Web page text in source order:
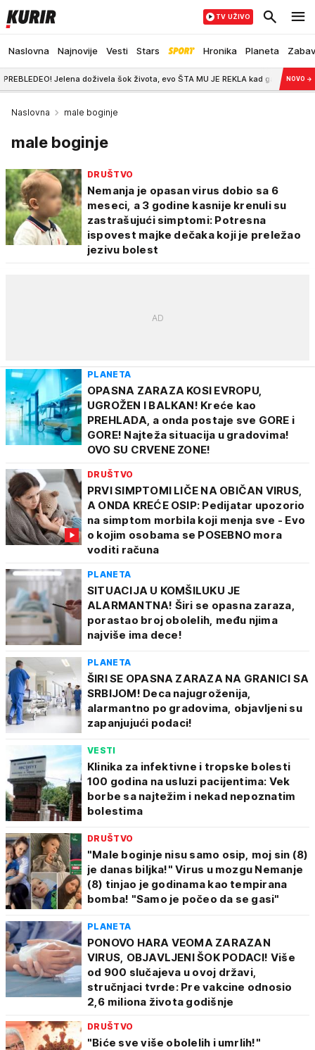
Naslovna Najnovije Vesti Stars Hronika Planeta
TV UŽIVO
Jelena doživela šok života, evo ŠTA MU JE REKLA kad ga je pozvala 17:18
NOVO →
Naslovna male boginje
male boginje
DRUŠTVO
Nemanja je opasan virus dobio sa 6
meseci, a 3 godine kasnije krenuli su
zastrašujući simptomi: Potresna
ispovest majke dečaka koji je preležao
jezivu bolest
PLANETA
OPASNA ZARAZA KOSI EVROPU,
UGROŽEN I BALKAN! Kreće kao
PREHLADA, a onda postaje sve GORE i
GORE! Najteža situacija u gradovima!
OVO SU CRVENE ZONE!
DRUŠTVO
PRVI SIMPTOMI LIČE NA OBIČAN VIRUS,
A ONDA KREĆE OSIP: Pedijatar upozorio
na simptom morbila koji menja sve - Evo
o kojim osobama se POSEBNO mora
voditi računa
PLANETA
SITUACIJA U KOMŠILUKU JE
ALARMANTNA! Širi se opasna zaraza,
porastao broj obolelih, među njima
najviše ima dece!
PLANETA
ŠIRI SE OPASNA ZARAZA NA GRANICI SA
SRBIJOM! Deca najugroženija,
alarmantno po gradovima, objavljeni su
zapanjujući podaci!
VESTI
Klinika za infektivne i tropske bolesti
100 godina na usluzi pacijentima: Vek
borbe sa najtežim i nekad nepoznatim
bolestima
DRUŠTVO
"Male boginje nisu samo osip, moj sin (8)
je danas biljka!" Virus u mozgu Nemanje
(8) tinjao je godinama kao tempirana
bomba! "Samo je počeo da se gasi"
PLANETA
PONOVO HARA VEOMA ZARAZAN
VIRUS, OBJAVLJENI ŠOK PODACI! Više
od 900 slučajeva u ovoj državi,
stručnjaci tvrde: Pre vakcine odnosio
2,6 miliona života godišnje
DRUŠTVO
"Biće sve više obolelih i umrlih!"